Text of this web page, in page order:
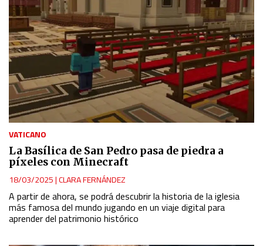
VATICANO
La Basílica de San Pedro pasa de piedra a
píxeles con Minecraft
18/03/2025|CLARA FERNÁNDEZ
A partir de ahora, se podrá descubrir la historia de la iglesia
más famosa del mundo jugando en un viaje digital para
aprender del patrimonio histórico